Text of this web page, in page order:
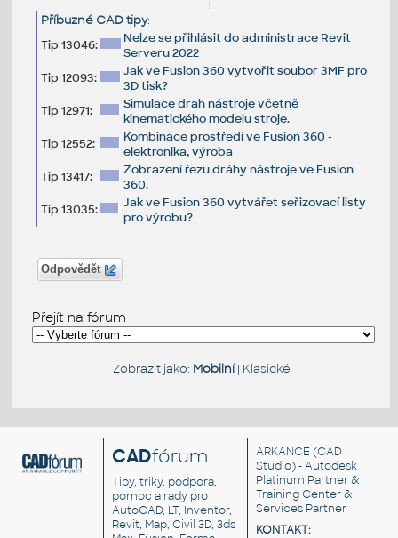
Příbuzné CAD tipy:
Tip 13046:
Nelze se přihlásit do administrace Revit
Serveru 2022
Tip 12093:
Jak ve Fusion 360 vytvořit soubor 3MF pro
3D tisk?
Tip 12971:
Simulace drah nástroje včetně
kinematického modelu stroje.
Tip 12552:
Kombinace prostředí ve Fusion 360 -
elektronika, výroba
Tip 13417:
Zobrazení řezu dráhy nástroje ve Fusion
360.
Tip 13035:
Jak ve Fusion 360 vytvářet seřizovací listy
pro výrobu?
Odpovědět
Přejít na fórum
Zobrazit jako: Mobilní| Klasické
CADfórum
Tipy, triky, podpora,
pomoc a rady pro
AutoCAD, LT, Inventor,
Revit, Map, Civil 3D, 3ds
ARKANCE (CAD
Studio) - Autodesk
Platinum Partner &
Training Center &
Services Partner
KONTAKT: